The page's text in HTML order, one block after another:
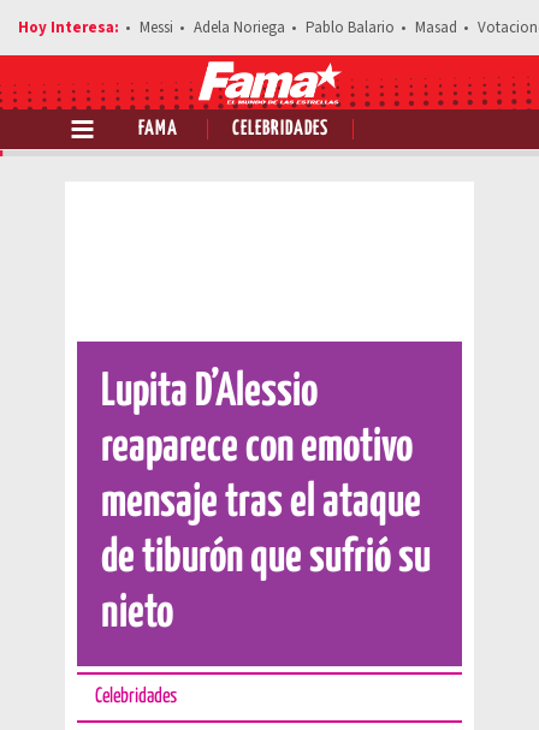
Messi Adela Noriega Pablo Balario Masad
FAMA CELEBRIDADES
Comparte esta noticia
Lupita D’Alessio
reaparece con emotivo
mensaje tras el ataque
de tiburón que sufrió su
nieto
Celebridades